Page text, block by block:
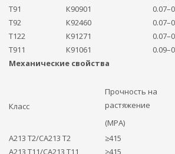
T91
К90901
Т92
К92460
Т122
К91271
Т911
К91061
Механические свойства
Класс
Прочность на
растяжение
(MPA)
А213 Т2/СА213 Т2
≥415
А213 Т11/СА213 Т11
≥415